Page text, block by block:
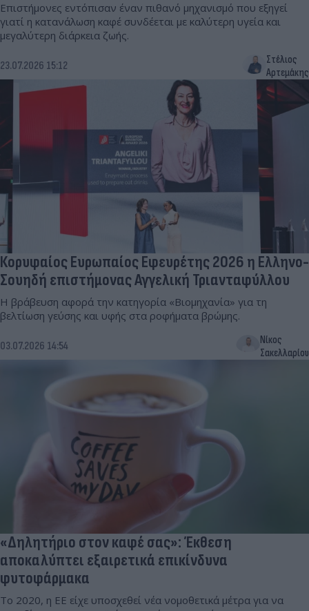
Επιστήμονες εντόπισαν έναν πιθανό μηχανισμό που εξηγεί
γιατί η κατανάλωση καφέ συνδέεται με καλύτερη υγεία και
μεγαλύτερη διάρκεια ζωής.
23.07.2026 15:12
Στέλιος
Αρτεμάκης
Κορυφαίος Ευρωπαίος Εφευρέτης 2026 η Ελληνο-
Σουηδή επιστήμονας Αγγελική Τριανταφύλλου
Η βράβευση αφορά την κατηγορία «Βιομηχανία» για τη
βελτίωση γεύσης και υφής στα ροφήματα βρώμης.
03.07.2026 14:54
Νίκος
Σακελλαρίου
«Δηλητήριο στον καφέ σας»: Έκθεση
αποκαλύπτει εξαιρετικά επικίνδυνα
φυτοφάρμακα
Το 2020, η ΕΕ είχε υποσχεθεί νέα νομοθετικά μέτρα για να